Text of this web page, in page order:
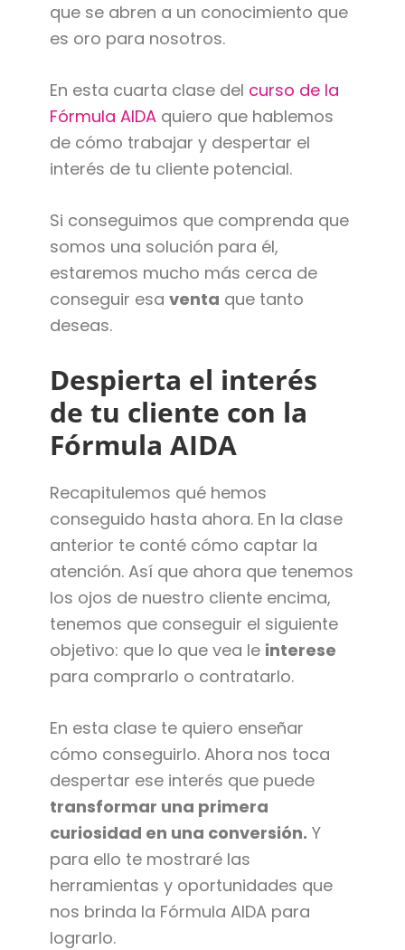
que se abren a un conocimiento que
es oro para nosotros.
En esta cuarta clase del curso de la
Fórmula AIDAquiero que hablemos
de cómo trabajar y despertar el
interés de tu cliente potencial.
Si conseguimos que comprenda que
somos una solución para él,
estaremos mucho más cerca de
conseguir esa venta que tanto
deseas.
Despierta el interés
de tu cliente con la
Fórmula AIDA
Recapitulemos qué hemos
conseguido hasta ahora. En la clase
anterior te conté cómo captar la
atención. Así que ahora que tenemos
los ojos de nuestro cliente encima,
tenemos que conseguir el siguiente
objetivo: que lo que vea le interese
para comprarlo o contratarlo.
En esta clase te quiero enseñar
cómo conseguirlo. Ahora nos toca
despertar ese interés que puede
transformar una primera
curiosidad en una conversión. Y
para ello te mostraré las
herramientas y oportunidades que
nos brinda la Fórmula AIDA para
lograrlo.